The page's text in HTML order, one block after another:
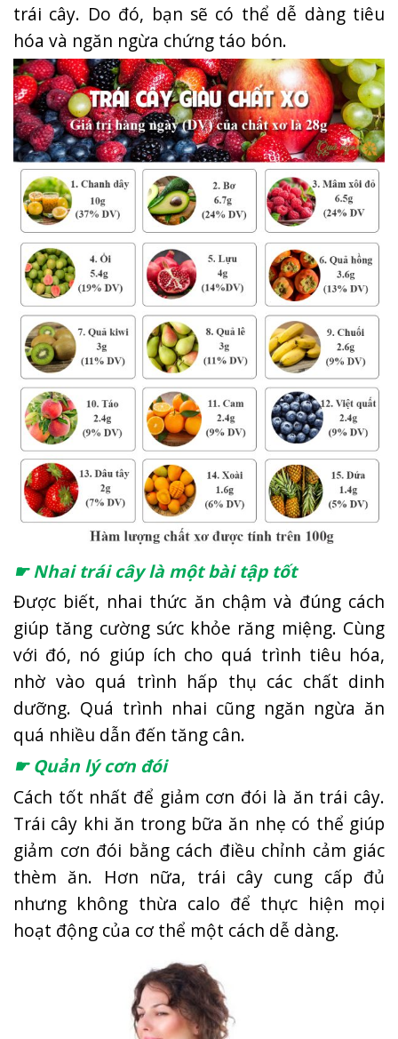
trái cây. Do đó, bạn sẽ có thể dễ dàng tiêu
hóa và ngăn ngừa chứng táo bón.
☛ Nhai trái cây là một bài tập tốt
Được biết, nhai thức ăn chậm và đúng cách
giúp tăng cường sức khỏe răng miệng. Cùng
với đó, nó giúp ích cho quá trình tiêu hóa,
nhờ vào quá trình hấp thụ các chất dinh
dưỡng. Quá trình nhai cũng ngăn ngừa ăn
quá nhiều dẫn đến tăng cân.
☛ Quản lý cơn đói
Cách tốt nhất để giảm cơn đói là ăn trái cây.
Trái cây khi ăn trong bữa ăn nhẹ có thể giúp
giảm cơn đói bằng cách điều chỉnh cảm giác
thèm ăn. Hơn nữa, trái cây cung cấp đủ
nhưng không thừa calo để thực hiện mọi
hoạt động của cơ thể một cách dễ dàng.